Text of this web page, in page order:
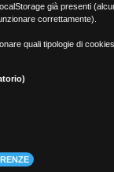
già presenti
correttamente).
quali tipologie di